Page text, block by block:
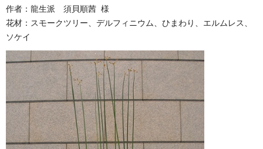
作者：龍生派 須貝順茜 様
花材：スモークツリー、デルフィニウム、ひまわり、エルムレス、
ソケイ